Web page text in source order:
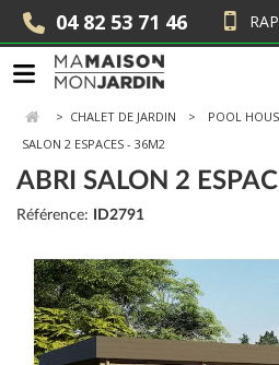
04 82 53 71 46
> CHALET DE JARDIN POOL
SALON 2 ESPACES - 36M2
ABRI SALON 2
Référence: ID2791